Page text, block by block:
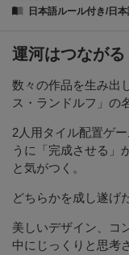
日本語ルール付き/日
運河はつながる
数々の作品を生み出
ス・ランドルフ」の
2人用タイル配置ゲ
うに「完成させる」
と気がつく。
どちらかを成し遂げ
美しいデザイン、コ
中にじっくりと思考